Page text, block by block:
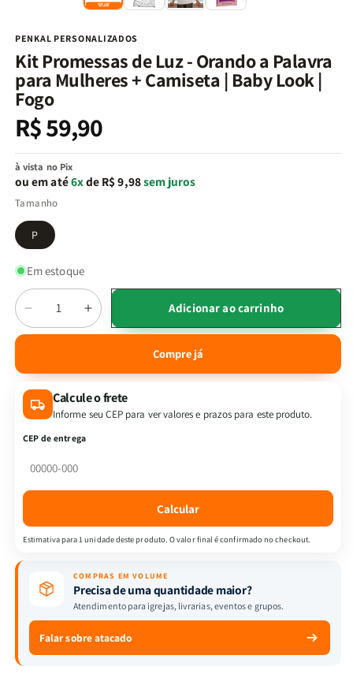
PENKAL PERSONALIZADOS
Kit Promessas de Luz - Orando a Palavra
para Mulheres + Camiseta | Baby Look |
Fogo
Preço
normal
R$ 59,90
à vista no Pix
ou em até6xde R$ 9,98sem juros
Tamanho
P
Em estoque
Quantidade
Diminuir
a
Kit
Promessas
de
Luz
Orando
Mulheres
+
Baby
|
Fogo
Aumentar
a
quantidade
Kit
Promessas
de
Mulheres
+
|
Baby
Look
Fogo
Adicionar ao carrinho
Compre já
Calcule o frete
Informe seu CEP para ver valores e prazos para este produto.
CEP de entrega
Calcular
Estimativa para 1 unidade deste produto. O valor final é confirmado no checkout.
COMPRAS EM VOLUME
Precisa de uma quantidade maior?
Atendimento para igrejas, livrarias, eventos e grupos.
Falar sobre atacado